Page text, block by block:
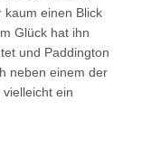
kaum einen Blick
Glück hat ihn
und Paddington
neben einem der
ein